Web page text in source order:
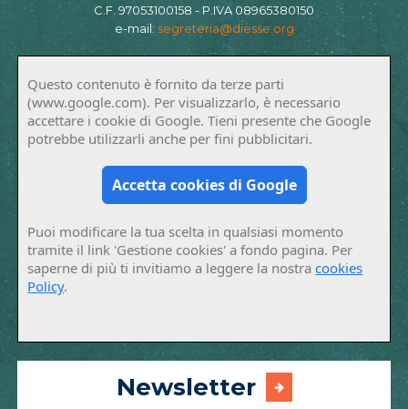
C.F. 97053100158 - P.IVA 08965380150
e-mail: segreteria@diesse.org
Questo contenuto è fornito da terze parti
(www.google.com). Per visualizzarlo, è necessario
accettare i cookie di Google. Tieni presente che Google
potrebbe utilizzarli anche per fini pubblicitari.
Accetta cookies di Google
Puoi modificare la tua scelta in qualsiasi momento
tramite il link 'Gestione cookies' a fondo pagina. Per
saperne di più ti invitiamo a leggere la nostracookies
Policy.
Newsletter